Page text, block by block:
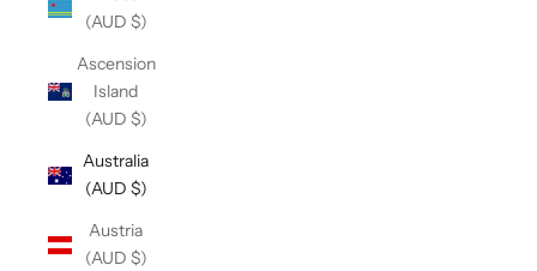
(AUD $)
Ascension
Island
(AUD $)
Australia
(AUD $)
Austria
(AUD $)